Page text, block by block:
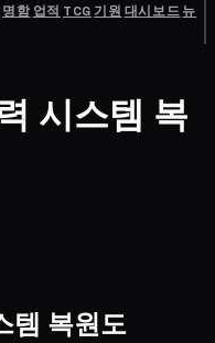
명함 업적 TCG기원 대시보드뉴
시스템 복
템 복원도